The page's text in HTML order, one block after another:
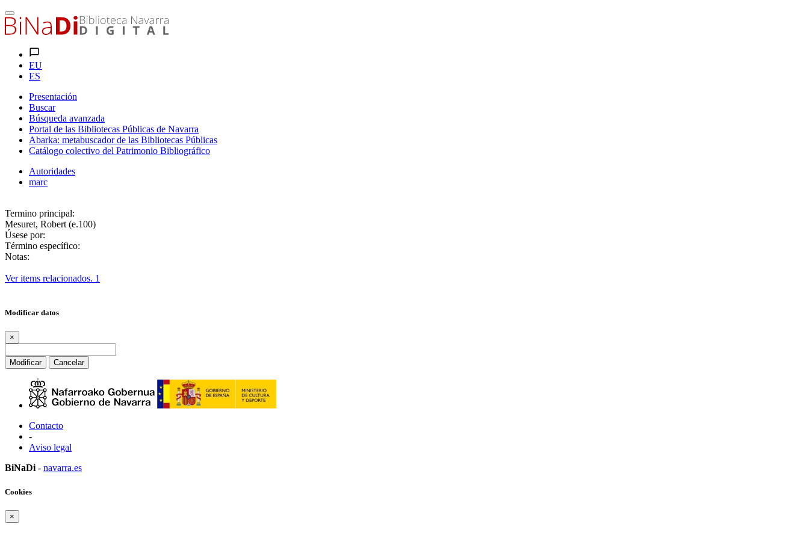
EU
ES
Presentación
Buscar
Búsqueda avanzada
Portal de las Bibliotecas Públicas de Navarra
Abarka: metabuscador de las Bibliotecas Públicas
Catálogo colectivo del Patrimonio Bibliográfico
Autoridades
marc
Termino principal:
Mesuret, Robert (e.100)
Úsese por:
Término específico:
Notas:
Ver items relacionados. 1
Modificar datos
×
Modificar Cancelar
Contacto
-
Aviso legal
BiNaDi - navarra.es
Cookies
×